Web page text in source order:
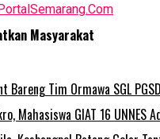
Masyarakat
Tim Ormawa SGL
Mahasiswa GIAT 16 UNNES